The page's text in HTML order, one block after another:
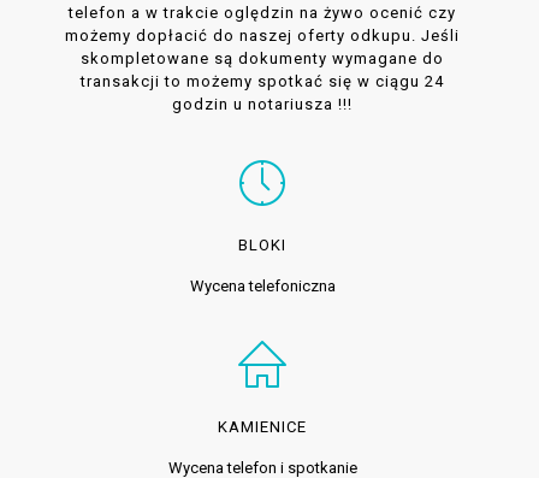
telefon a w trakcie oględzin na żywo ocenić czy
możemy dopłacić do naszej oferty odkupu. Jeśli
skompletowane są dokumenty wymagane do
transakcji to możemy spotkać się w ciągu 24
godzin u notariusza !!!
BLOKI
Wycena telefoniczna
KAMIENICE
Wycena telefon i spotkanie